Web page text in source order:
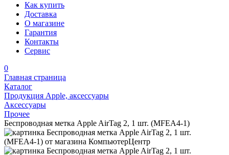
Как купить
Доставка
О магазине
Гарантия
Контакты
Сервис
0
Главная страница
Каталог
Продукция Apple, аксессуары
Аксессуары
Прочее
Беспроводная метка Apple AirTag 2, 1 шт. (MFEA4-1)